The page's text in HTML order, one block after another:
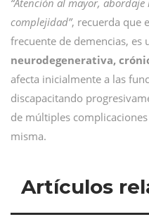
“Atención al mayor,
complejidad”, recuerda que
frecuente de demencias, es
neurodegenerativa,
afecta inicialmente a las
discapacitando
de múltiples
misma.
Artículos